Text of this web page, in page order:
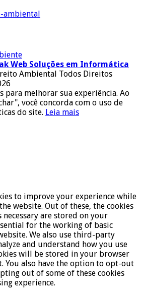
Web Soluções em Informática
Ambiental Todos Direitos
para melhorar sua experiência. Ao
você concorda com o uso de
do site. Leia mais
to improve your experience while
website. Out of these, the cookies
necessary are stored on your
for the working of basic
We also use third-party
and understand how you use
will be stored in your browser
You also have the option to opt-out
out of some of these cookies
experience.